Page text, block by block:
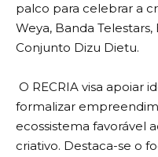
palco para celebrar a
Weya, Banda
Conjunto Dizu Dietu.
O RECRIA visa apoiar
formalizar
ecossistema favorável
criativo. Destaca-se o